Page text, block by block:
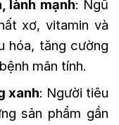
lành mạnh: Ngũ
xơ, vitamin và
hóa, tăng cường
mãn tính.
xanh: Người tiêu
sản phẩm gần